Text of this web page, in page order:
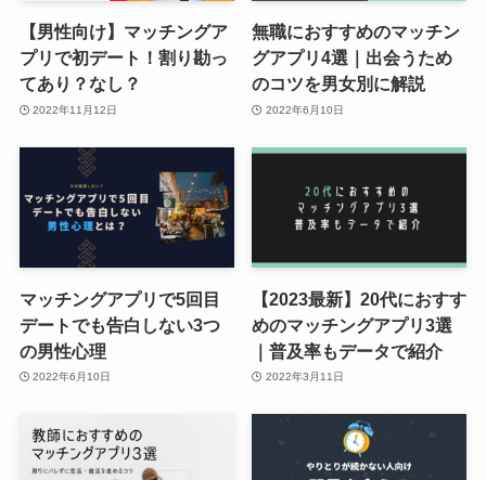
【男性向け】マッチングア
プリで初デート！割り勘っ
てあり？なし？
2022年11月12日
無職におすすめのマッチン
グアプリ4選｜出会うため
のコツを男女別に解説
2022年6月10日
マッチングアプリで5回目
デートでも告白しない3つ
の男性心理
2022年6月10日
【2023最新】20代におすす
めのマッチングアプリ3選
｜普及率もデータで紹介
2022年3月11日